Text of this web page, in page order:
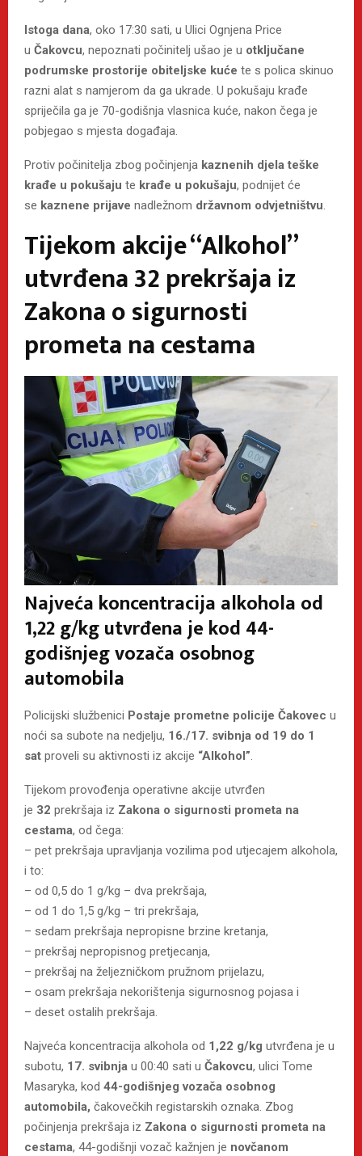
Istoga dana, oko 17:30 sati, u Ulici Ognjena Price
u Čakovcu, nepoznati počinitelj ušao je u otključane
podrumske prostorije obiteljske kuće te s polica skinuo
razni alat s namjerom da ga ukrade. U pokušaju krađe
spriječila ga je 70-godišnja vlasnica kuće, nakon čega je
pobjegao s mjesta događaja.
Protiv počinitelja zbog počinjenja kaznenih djela teške
krađe u pokušaju te krađe u pokušaju, podnijet će
se kaznene prijave nadležnom državnom odvjetništvu.
Tijekom akcije “Alkohol”
utvrđena 32 prekršaja iz
Zakona o sigurnosti
prometa na cestama
Najveća koncentracija alkohola od
1,22 g/kg utvrđena je kod 44-
godišnjeg vozača osobnog
automobila
Policijski službenici Postaje prometne policije Čakovec u
noći sa subote na nedjelju, 16./17. svibnja od 19 do 1
sat proveli su aktivnosti iz akcije “Alkohol”.
Tijekom provođenja operativne akcije utvrđen
je 32 prekršaja iz Zakona o sigurnosti prometa na
cestama, od čega:
– pet prekršaja upravljanja vozilima pod utjecajem alkohola,
i to:
– od 0,5 do 1 g/kg – dva prekršaja,
– od 1 do 1,5 g/kg – tri prekršaja,
– sedam prekršaja nepropisne brzine kretanja,
– prekršaj nepropisnog pretjecanja,
– prekršaj na željezničkom pružnom prijelazu,
– osam prekršaja nekorištenja sigurnosnog pojasa i
– deset ostalih prekršaja.
Najveća koncentracija alkohola od 1,22 g/kg utvrđena je u
subotu, 17. svibnja u 00:40 sati u Čakovcu, ulici Tome
Masaryka, kod 44-godišnjeg vozača osobnog
automobila, čakovečkih registarskih oznaka. Zbog
počinjenja prekršaja iz Zakona o sigurnosti prometa na
cestama, 44-godišnji vozač kažnjen je novčanom